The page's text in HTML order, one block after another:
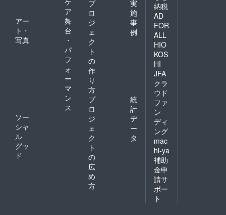
ア
アー
ト・
写真
舞
台
・
パ
フ
ォ
ー
マ
ン
ス
ソー
シャ
ル
グッ
ド
プ
ロ
ジ
ェ
ク
ト
の
作
り
方
実
施
事
例
プ
ロ
ジ
ェ
ク
ト
の
広
め
方
統
計
デ
ー
タ
納税
AD
FOR
ALL
HIO
KOS
HI
JFA
クラ
ウド
ファ
ン
ディ
ング
mac
hi-ya
補助
金申
請サ
ポー
ト